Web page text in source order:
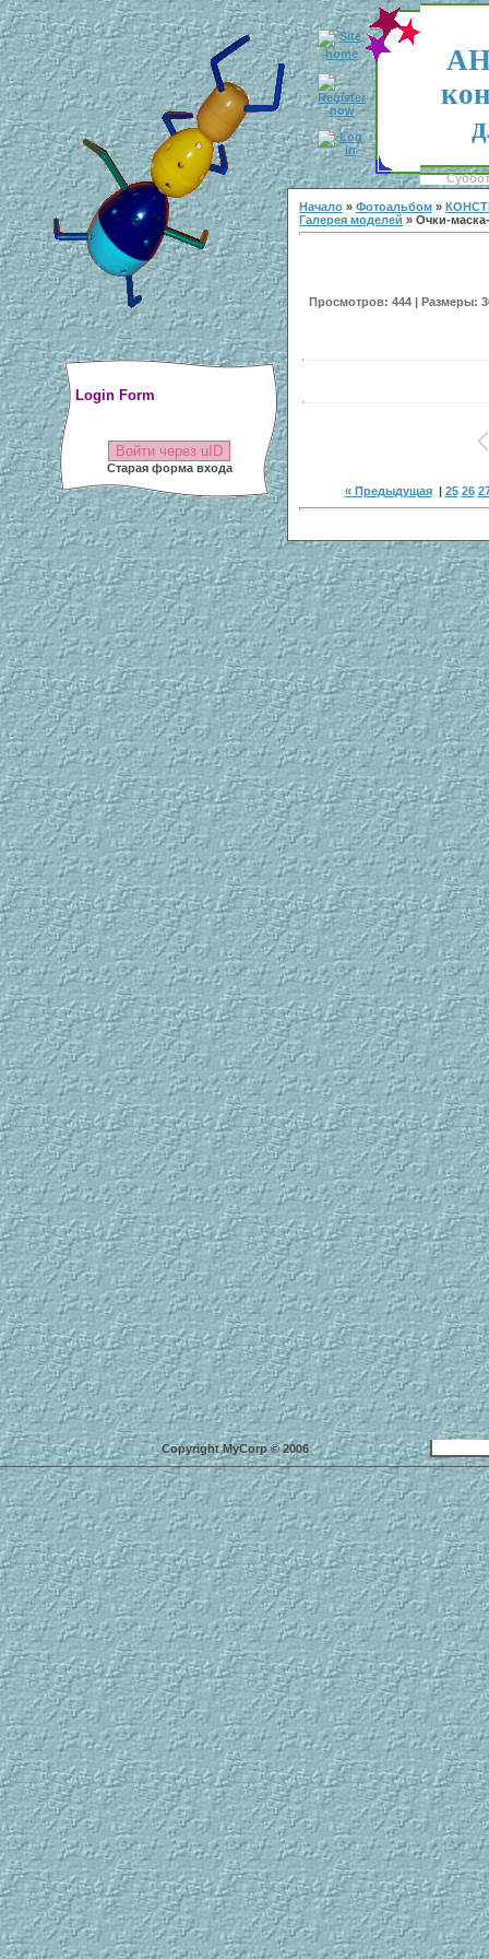
Login Form
Войти через uID
Старая форма входа
Начало » Фотоальбом »
Галерея моделей » Очки-
Просмотров: 444 | Размеры:
« Предыдущая| 25 26
Copyright MyCorp © 2006